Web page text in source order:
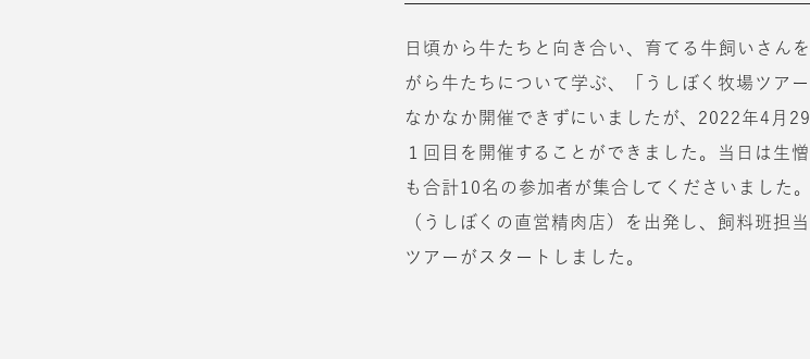
日頃から牛たちと向き合い、育てる牛飼いさん
がら牛たちについて学ぶ、「うしぼく牧場ツア
なかなか開催できずにいましたが、2022年4月
１回目を開催することができました。当日は生
も合計10名の参加者が集合してくださいました
（うしぼくの直営精肉店）を出発し、飼料班担
ツアーがスタートしました。